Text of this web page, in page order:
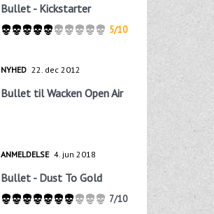
Bullet - Kickstarter
5/10
NYHED 22. dec 2012
Bullet til Wacken Open Air
ANMELDELSE 4. jun 2018
Bullet - Dust To Gold
7/10